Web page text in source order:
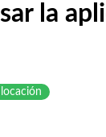
la